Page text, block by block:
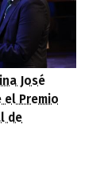
José
el Premio
de